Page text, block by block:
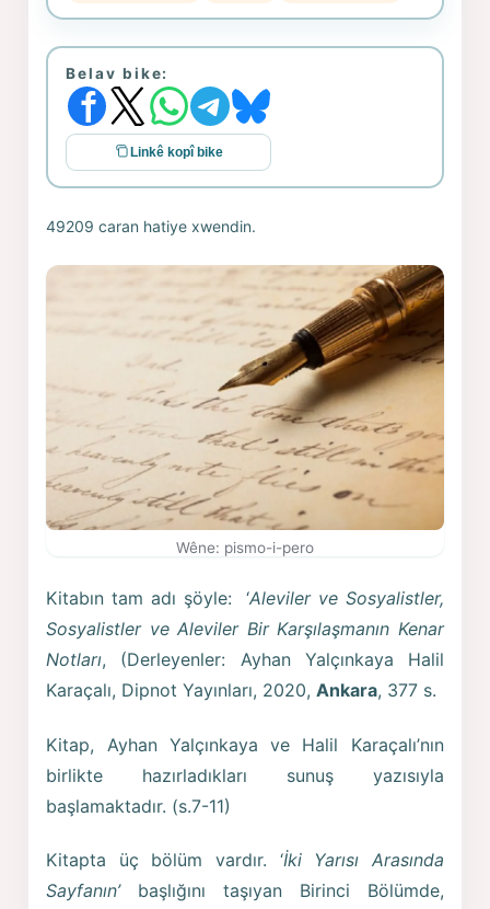
Belav bike:
Linkê kopî bike
49209 caran hatiye xwendin.
Wêne: pismo-i-pero
Kitabın tam adı şöyle: ‘Aleviler ve Sosyalistler,
Sosyalistler ve Aleviler Bir Karşılaşmanın Kenar
Notları, (Derleyenler: Ayhan Yalçınkaya Halil
Karaçalı, Dipnot Yayınları, 2020,Ankara, 377 s.
Kitap, Ayhan Yalçınkaya ve Halil Karaçalı’nın
birlikte hazırladıkları sunuş yazısıyla
başlamaktadır. (s.7-11)
Kitapta üç bölüm vardır. ‘İki Yarısı Arasında
Sayfanın’başlığını taşıyan Birinci Bölümde,